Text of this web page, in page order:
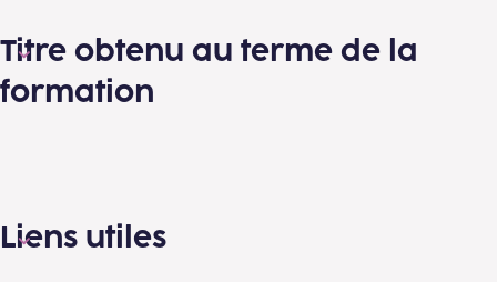
Titre obtenu au terme de la
formation
Liens utiles